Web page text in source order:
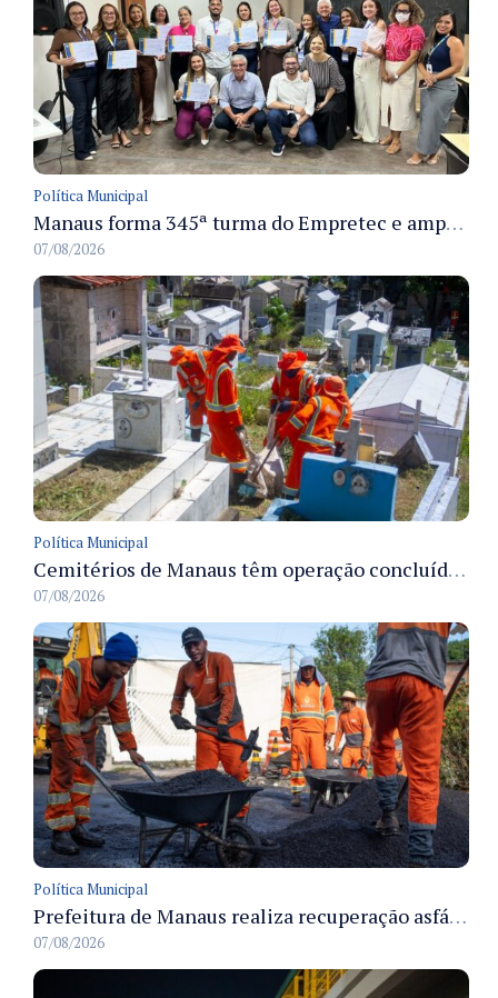
Política Municipal
Manaus forma 345ª turma do Empretec e amplia qualificação de empreendedores na cidade
07/08/2026
Política Municipal
Cemitérios de Manaus têm operação concluída e estrutura pronta para receber famílias no Dia dos Pais
07/08/2026
Política Municipal
Prefeitura de Manaus realiza recuperação asfáltica na rua Canário do Campo e amplia mobilidade na zona Norte
07/08/2026